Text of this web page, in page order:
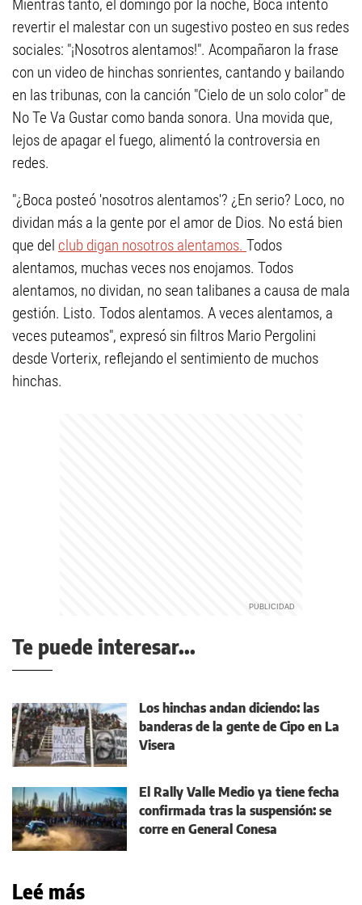
Mientras tanto, el domingo por la noche, Boca intentó
revertir el malestar con un sugestivo posteo en sus redes
sociales: "¡Nosotros alentamos!". Acompañaron la frase
con un video de hinchas sonrientes, cantando y bailando
en las tribunas, con la canción "Cielo de un solo color" de
No Te Va Gustar como banda sonora. Una movida que,
lejos de apagar el fuego, alimentó la controversia en
redes.
"¿Boca posteó 'nosotros alentamos'? ¿En serio? Loco, no
dividan más a la gente por el amor de Dios. No está bien
que del club digan nosotros alentamos. Todos
alentamos, muchas veces nos enojamos. Todos
alentamos, no dividan, no sean talibanes a causa de mala
gestión. Listo. Todos alentamos. A veces alentamos, a
veces puteamos", expresó sin filtros Mario Pergolini
desde Vorterix, reflejando el sentimiento de muchos
hinchas.
Te puede interesar...
Los hinchas andan diciendo: las
banderas de la gente de Cipo en La
Visera
El Rally Valle Medio ya tiene fecha
confirmada tras la suspensión: se
corre en General Conesa
Leé más